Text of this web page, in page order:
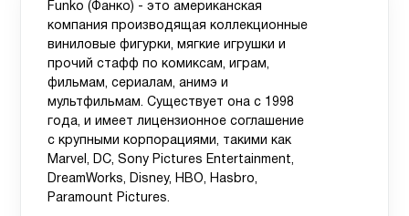
Funko (Фанко) - это американская
компания производящая коллекционные
виниловые фигурки, мягкие игрушки и
прочий стафф по комиксам, играм,
фильмам, сериалам, анимэ и
мультфильмам. Существует она с 1998
года, и имеет лицензионное соглашение
с крупными корпорациями, такими как
Marvel, DC, Sony Pictures Entertainment,
DreamWorks, Disney, HBO, Hasbro,
Paramount Pictures.